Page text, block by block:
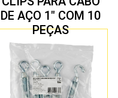
DE AÇO 1″ COM 10
PEÇAS